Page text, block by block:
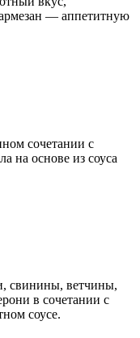
— аппетитную
сочетании с
на основе из соуса
свинины, ветчины,
в сочетании с
соусе.